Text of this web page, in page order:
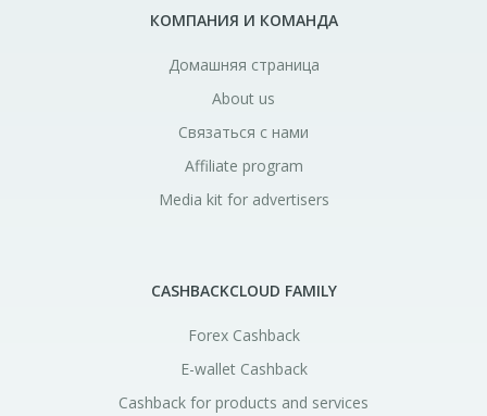
КОМПАНИЯ И КОМАНДА
Домашняя страница
About us
Связаться с нами
Affiliate program
Media kit for advertisers
CASHBACKCLOUD FAMILY
Forex Cashback
E-wallet Cashback
Cashback for products and services